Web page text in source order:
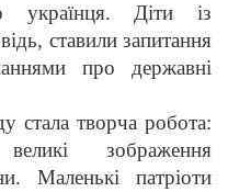
українця. Діти із
ставили запитання
про державні
стала творча робота:
зображення
Маленькі патріоти